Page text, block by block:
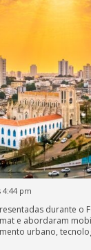
4:44 pm
durante o
e abordaram
urbano,